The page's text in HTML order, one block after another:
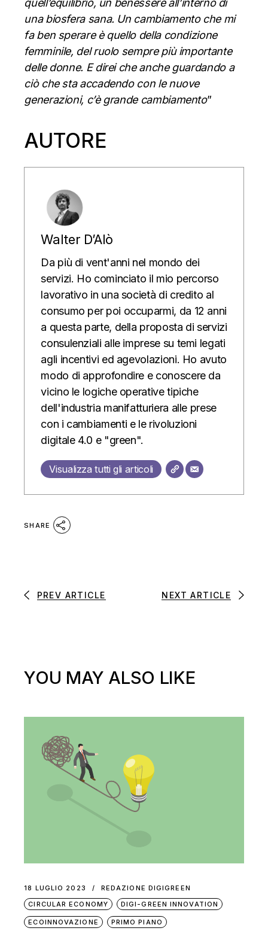
quell’equilibrio, un benessere all’interno di
una biosfera sana. Un cambiamento che mi
fa ben sperare è quello della condizione
femminile, del ruolo sempre più importante
delle donne. E direi che anche guardando a
ciò che sta accadendo con le nuove
generazioni, c’è grande cambiamento”
AUTORE
Walter D’Alò
Da più di vent'anni nel mondo dei
servizi. Ho cominciato il mio percorso
lavorativo in una società di credito al
consumo per poi occuparmi, da 12 anni
a questa parte, della proposta di servizi
consulenziali alle imprese su temi legati
agli incentivi ed agevolazioni. Ho avuto
modo di approfondire e conoscere da
vicino le logiche operative tipiche
dell'industria manifatturiera alle prese
con i cambiamenti e le rivoluzioni
digitale 4.0 e "green".
Visualizza tutti gli articoli
SHARE
PREV ARTICLE NEXT ARTICLE
YOU MAY ALSO LIKE
18 LUGLIO 2023
REDAZIONE DIGIGREEN
CIRCULAR ECONOMY
DIGI-GREEN INNOVATION
ECOINNOVAZIONE PRIMO PIANO